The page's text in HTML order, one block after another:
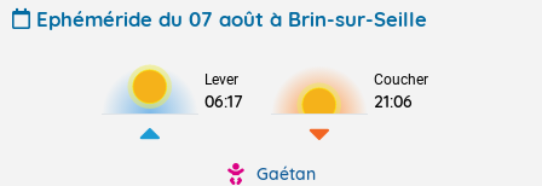
Ephéméride du 07 août à Brin-sur-Seille
Lever
06:17
Coucher
21:06
Gaétan